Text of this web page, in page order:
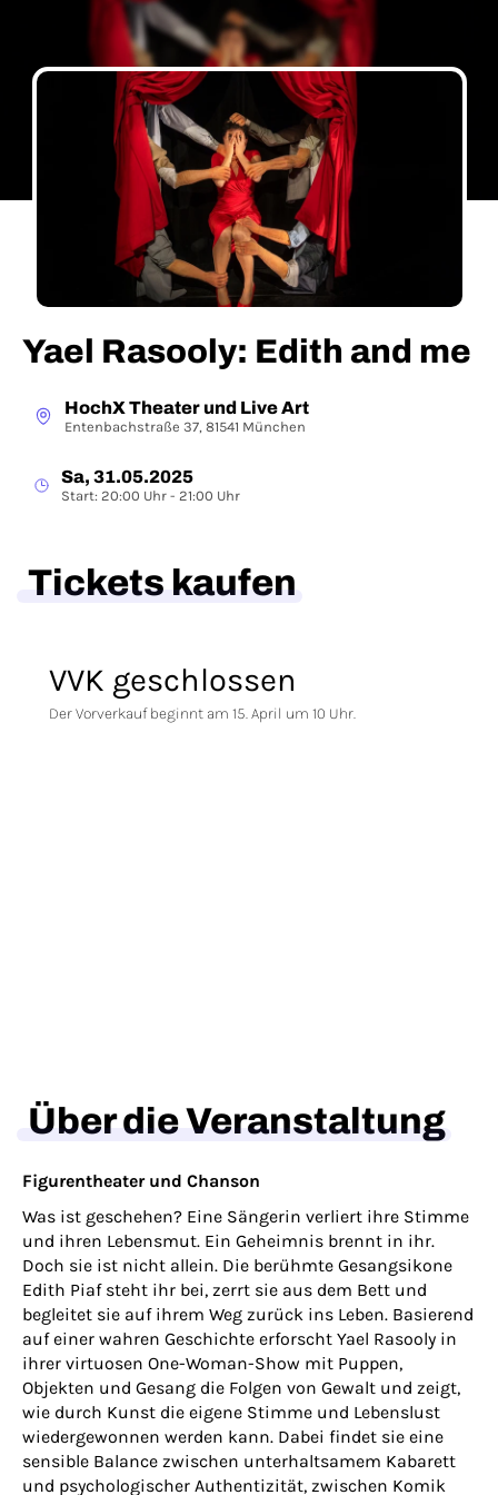
Yael Rasooly: Edith and me
HochX Theater und Live Art
Entenbachstraße 37, 81541 München
Sa, 31.05.2025
Start: 20:00 Uhr - 21:00 Uhr
Tickets kaufen
VVK geschlossen
Der Vorverkauf beginnt am 15. April um 10 Uhr.
Über die Veranstaltung
Figurentheater und Chanson
Was ist geschehen? Eine Sängerin verliert ihre Stimme
und ihren Lebensmut. Ein Geheimnis brennt in ihr.
Doch sie ist nicht allein. Die berühmte Gesangsikone
Edith Piaf steht ihr bei, zerrt sie aus dem Bett und
begleitet sie auf ihrem Weg zurück ins Leben. Basierend
auf einer wahren Geschichte erforscht Yael Rasooly in
ihrer virtuosen One-Woman-Show mit Puppen,
Objekten und Gesang die Folgen von Gewalt und zeigt,
wie durch Kunst die eigene Stimme und Lebenslust
wiedergewonnen werden kann. Dabei findet sie eine
sensible Balance zwischen unterhaltsamem Kabarett
und psychologischer Authentizität, zwischen Komik